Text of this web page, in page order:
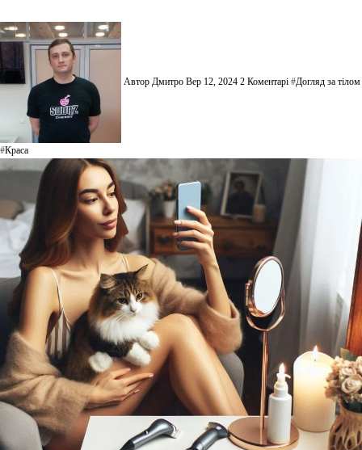
Автор Дмитро Вер 12, 2024 2 Коментарі #Догляд за тілом
#Краса